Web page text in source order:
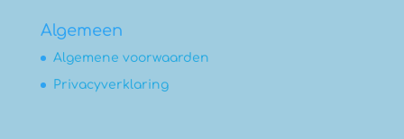
Algemeen
Algemene voorwaarden
Privacyverklaring